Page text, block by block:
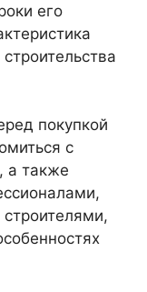
его
покупкой
с
а также